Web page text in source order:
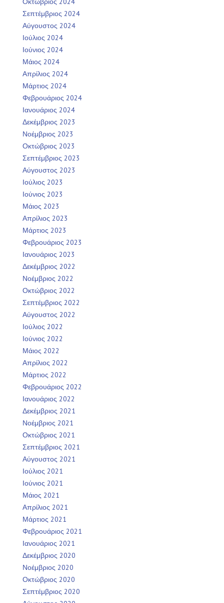
Σεπτέμβριος 2024
Αύγουστος 2024
Ιούλιος 2024
Ιούνιος 2024
Μάιος 2024
Απρίλιος 2024
Μάρτιος 2024
Φεβρουάριος 2024
Ιανουάριος 2024
Δεκέμβριος 2023
Νοέμβριος 2023
Οκτώβριος 2023
Σεπτέμβριος 2023
Αύγουστος 2023
Ιούλιος 2023
Ιούνιος 2023
Μάιος 2023
Απρίλιος 2023
Μάρτιος 2023
Φεβρουάριος 2023
Ιανουάριος 2023
Δεκέμβριος 2022
Νοέμβριος 2022
Οκτώβριος 2022
Σεπτέμβριος 2022
Αύγουστος 2022
Ιούλιος 2022
Ιούνιος 2022
Μάιος 2022
Απρίλιος 2022
Μάρτιος 2022
Φεβρουάριος 2022
Ιανουάριος 2022
Δεκέμβριος 2021
Νοέμβριος 2021
Οκτώβριος 2021
Σεπτέμβριος 2021
Αύγουστος 2021
Ιούλιος 2021
Ιούνιος 2021
Μάιος 2021
Απρίλιος 2021
Μάρτιος 2021
Φεβρουάριος 2021
Ιανουάριος 2021
Δεκέμβριος 2020
Νοέμβριος 2020
Οκτώβριος 2020
Σεπτέμβριος 2020